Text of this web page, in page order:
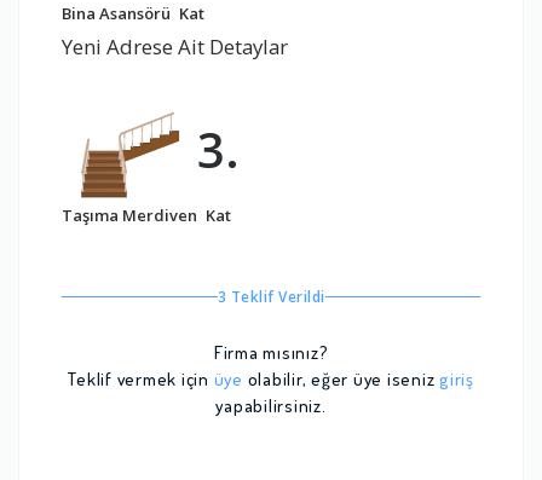
Bina Asansörü Kat
Yeni Adrese Ait Detaylar
Taşıma Merdiven
3.
Kat
3 Teklif Verildi
Firma mısınız?
Teklif vermek için üye olabilir, eğer üye iseniz giriş
yapabilirsiniz.